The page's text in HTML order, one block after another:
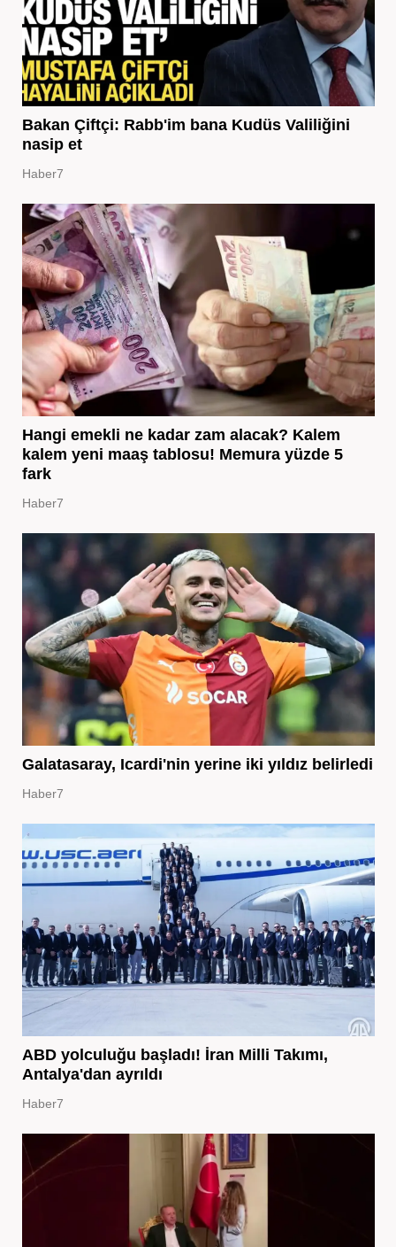
Bakan Çiftçi: Rabb'im bana Kudüs Valiliğini
nasip et
Haber7
Hangi emekli ne kadar zam alacak? Kalem
kalem yeni maaş tablosu! Memura yüzde 5
fark
Haber7
Galatasaray, Icardi'nin yerine iki yıldız belirledi
Haber7
ABD yolculuğu başladı! İran Milli Takımı,
Antalya'dan ayrıldı
Haber7